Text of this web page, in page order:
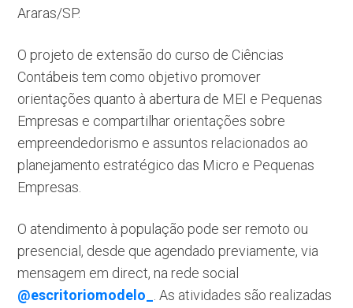
Araras/SP.
O projeto de extensão do curso de Ciências
Contábeis tem como objetivo promover
orientações quanto à abertura de MEI e Pequenas
Empresas e compartilhar orientações sobre
empreendedorismo e assuntos relacionados ao
planejamento estratégico das Micro e Pequenas
Empresas.
O atendimento à população pode ser remoto ou
presencial, desde que agendado previamente, via
mensagem em direct, na rede social
@escritoriomodelo_
. As atividades são realizadas